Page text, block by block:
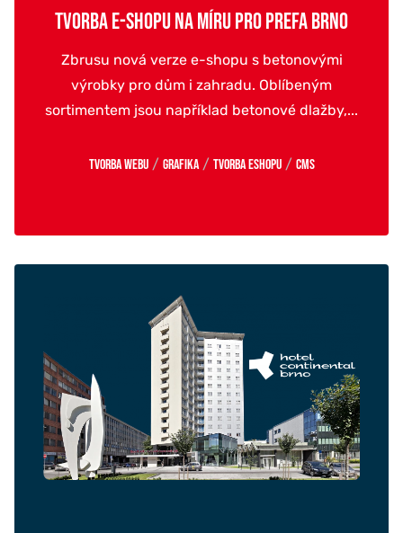
TVORBA E-SHOPU NA MÍRU PRO PREFA BRNO
Zbrusu nová verze e-shopu s betonovými
výrobky pro dům i zahradu. Oblíbeným
sortimentem jsou například betonové dlažby,...
Tvorba webu / Grafika / Tvorba eshopu / CMS